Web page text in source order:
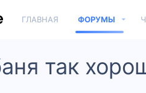
ГЛАВНАЯ ФОРУМЫ
так